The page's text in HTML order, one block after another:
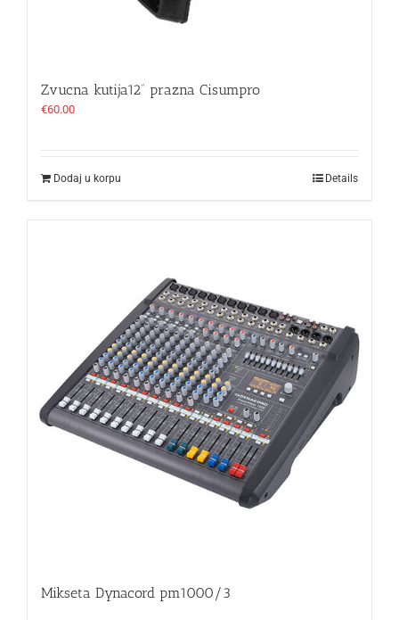
Zvucna kutija12“ prazna Cisumpro
€60.00
Dodaj u korpu Details
Mikseta Dynacord pm1000/3